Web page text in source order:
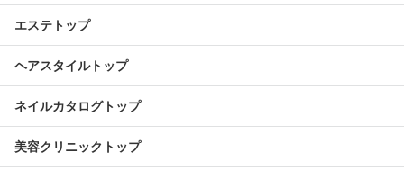
エステトップ
ヘアスタイルトップ
ネイルカタログトップ
美容クリニックトップ